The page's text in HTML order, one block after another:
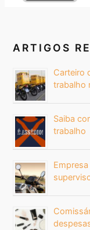
ARTIGOS
Carteiro
trabalho
Saiba
trabalho